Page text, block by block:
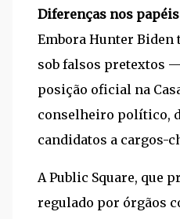
Diferenças nos papéis
Embora Hunter
sob falsos pretextos
posição oficial na
conselheiro político,
candidatos a cargos-
A Public Square, que
regulado por órgãos